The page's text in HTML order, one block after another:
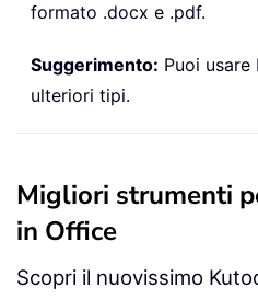
formato .docx e .pdf.
Suggerimento: Puoi usare
ulteriori tipi.
Migliori strumenti
in Office
Scopri il nuovissimo